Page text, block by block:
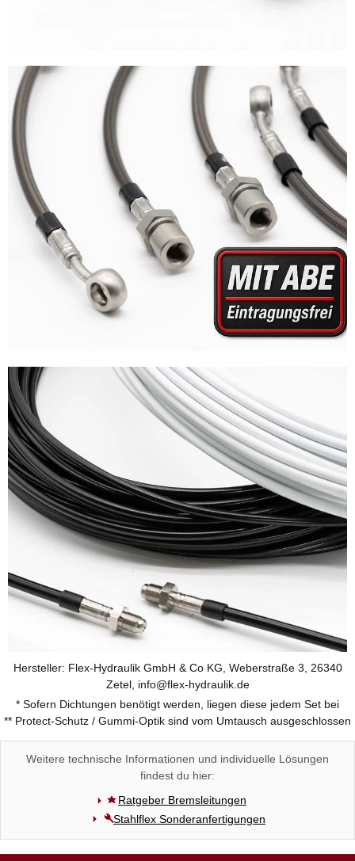
Hersteller: Flex-Hydraulik GmbH & Co KG, Weberstraße 3, 26340
Zetel, info@flex-hydraulik.de
* Sofern Dichtungen benötigt werden, liegen diese jedem Set bei
** Protect-Schutz / Gummi-Optik sind vom Umtausch ausgeschlossen
Weitere technische Informationen und individuelle Lösungen
findest du hier:
Ratgeber Bremsleitungen
Stahlflex Sonderanfertigungen